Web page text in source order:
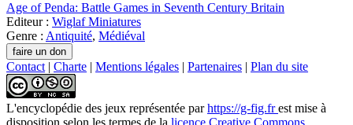
Age of Penda: Battle Games in Seventh Century Britain
Editeur : Wiglaf Miniatures
Genre : Antiquité, Médiéval
Contact | Charte | Mentions légales | Partenaires | Plan du site
L'encyclopédie des jeux représentée parhttps://g-fig.frest mise à